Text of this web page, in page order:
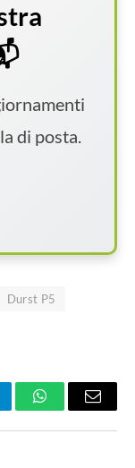
di posta.
Durst P5
WhatsAppEmail